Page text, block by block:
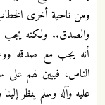
ومن ناحية أخرى
والصدق.. ولكنه يجب
أنه يجب مع صدقه
الناس، فيبين لهم على
عليه وآله وسلم ينظر